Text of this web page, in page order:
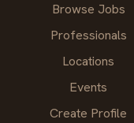
Browse Jobs
Professionals
Locations
Events
Create Profile